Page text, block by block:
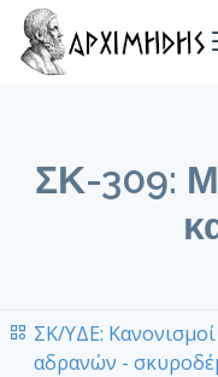
ΣΚ-309:
ΣΚ/ΥΔΕ:
αδρανών -